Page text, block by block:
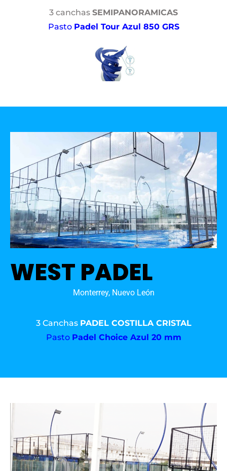
3 canchas SEMIPANORAMICAS
Pasto Padel Tour Azul 850 GRS
WEST PADEL
Monterrey, Nuevo León
3 Canchas PADEL COSTILLA CRISTAL
Pasto Padel Choice Azul 20 mm